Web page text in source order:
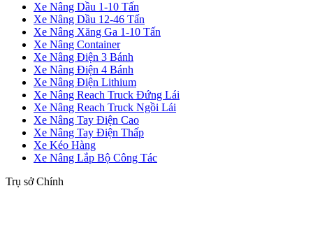
Xe Nâng Dầu 1-10 Tấn
Xe Nâng Dầu 12-46 Tấn
Xe Nâng Xăng Ga 1-10 Tấn
Xe Nâng Container
Xe Nâng Điện 3 Bánh
Xe Nâng Điện 4 Bánh
Xe Nâng Điện Lithium
Xe Nâng Reach Truck Đứng Lái
Xe Nâng Reach Truck Ngồi Lái
Xe Nâng Tay Điện Cao
Xe Nâng Tay Điện Thấp
Xe Kéo Hàng
Xe Nâng Lắp Bộ Công Tác
Trụ sở Chính